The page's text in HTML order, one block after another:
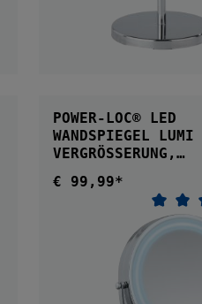
POWER-LOC® LED
WANDSPIEGEL LUMI 5-FACH
VERGRÖSSERUNG, B
Regulärer Preis:
€ 99,99*